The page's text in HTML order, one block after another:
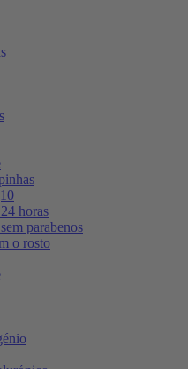
horas
parabenos
o rosto